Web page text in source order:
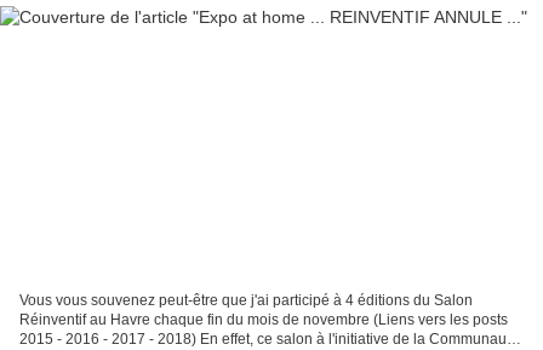
Vous vous souvenez peut-être que j'ai participé à 4 éditions du Salon
Réinventif au Havre chaque fin du mois de novembre (Liens vers les posts
2015 - 2016 - 2017 - 2018) En effet, ce salon à l'initiative de la Communauté